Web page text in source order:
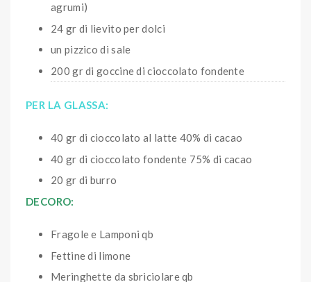
agrumi)
24 gr di lievito per dolci
un pizzico di sale
200 gr di goccine di cioccolato fondente
PER LA GLASSA:
40 gr di cioccolato al latte 40% di cacao
40 gr di cioccolato fondente 75% di cacao
20 gr di burro
DECORO:
Fragole e Lamponi qb
Fettine di limone
Meringhette da sbriciolare qb